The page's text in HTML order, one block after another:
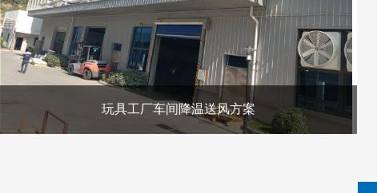
玩具工厂车间降温送风方案